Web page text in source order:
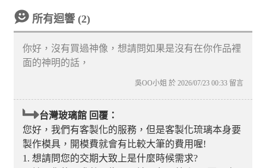
所有迴響 (2)
你好，沒有買過神像，想請問如果是沒有在你作品裡
面的神明的話，
吳OO小姐 於 2026/07/23 00:33 留言
台灣玻璃館 回覆：
您好，我們有客製化的服務，但是客製化琉璃本身要
製作模具，開模費就會有比較大筆的費用喔!
1. 想請問您的交期大致上是什麼時候需求?